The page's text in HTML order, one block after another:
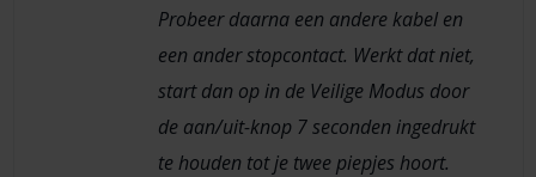
Probeer daarna een andere kabel en
een ander stopcontact. Werkt dat niet,
start dan op in de Veilige Modus door
de aan/uit-knop 7 seconden ingedrukt
te houden tot je twee piepjes hoort.